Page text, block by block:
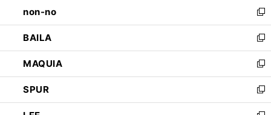
く
で
開
く
い
ウ
ィ
ン
ド
ウ
で
開
non-no
新
し
い
ウ
ィ
ン
ド
ウ
BAILA
新
し
い
ウ
ィ
ン
MAQUIA
新
し
い
ウ
SPUR
新
し